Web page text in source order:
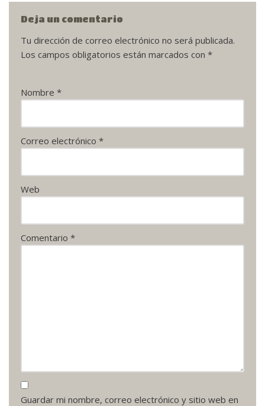
Deja un comentario
Tu dirección de correo electrónico no será publicada.
Los campos obligatorios están marcados con *
Nombre *
Correo electrónico *
Web
Comentario *
Guardar mi nombre, correo electrónico y sitio web en